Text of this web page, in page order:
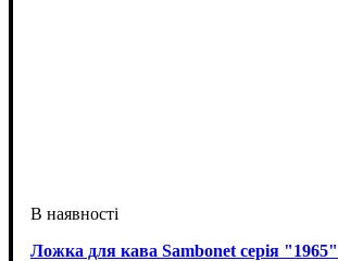
Ложка для кава Sambonet серія "1965"